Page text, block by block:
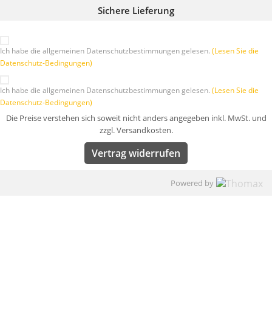
Sichere Lieferung
Ich habe die allgemeinen Datenschutzbestimmungen gelesen. (Lesen Sie die
Datenschutz-Bedingungen)
Ich habe die allgemeinen Datenschutzbestimmungen gelesen. (Lesen Sie die
Datenschutz-Bedingungen)
Die Preise verstehen sich soweit nicht anders angegeben inkl. MwSt. und
zzgl. Versandkosten.
Vertrag widerrufen
Powered by